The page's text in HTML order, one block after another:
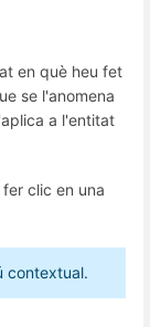
en què heu fet
se l'anomena
a l'entitat
clic en una
contextual.